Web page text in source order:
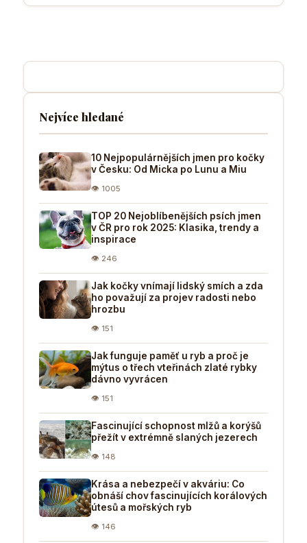
Nejvíce hledané
10 Nejpopulárnějších jmen pro kočky
v Česku: Od Micka po Lunu a Miu
👁 1005
TOP 20 Nejoblíbenějších psích jmen
v ČR pro rok 2025: Klasika, trendy a
inspirace
👁 246
Jak kočky vnímají lidský smích a zda
ho považují za projev radosti nebo
hrozbu
👁 151
Jak funguje paměť u ryb a proč je
mýtus o třech vteřinách zlaté rybky
dávno vyvrácen
👁 151
Fascinující schopnost mlžů a korýšů
přežít v extrémně slaných jezerech
👁 148
Krása a nebezpečí v akváriu: Co
obnáší chov fascinujících korálových
útesů a mořských ryb
👁 146